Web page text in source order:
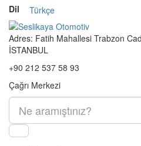
Dil Türkçe
Adres: Fatih Mahallesi Trabzon
İSTANBUL
+90 212 537 58 93
Çağrı Merkezi